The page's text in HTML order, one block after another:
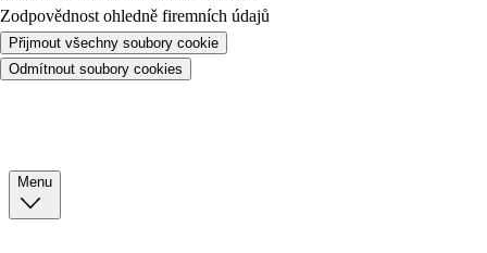
Zodpovědnost ohledně firemních údajů
Přijmout všechny soubory cookie
Odmítnout soubory cookies
Menu